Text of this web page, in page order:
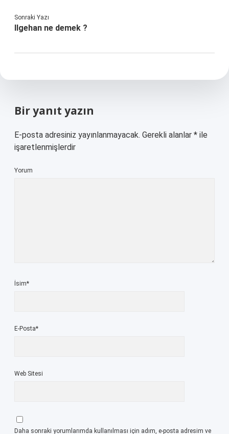
Sonraki Yazı
Ilgehan ne demek ?
Bir yanıt yazın
E-posta adresiniz yayınlanmayacak. Gerekli alanlar * ile
işaretlenmişlerdir
Yorum
İsim*
E-Posta*
Web Sitesi
Daha sonraki yorumlarımda kullanılması için adım, e-posta adresim ve